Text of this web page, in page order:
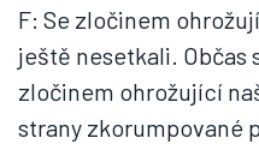
F: Se zločinem
ještě nesetkali. Občas
zločinem ohrožující
strany zkorumpované